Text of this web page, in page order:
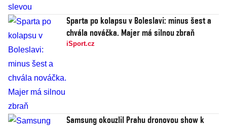
Sparta po kolapsu v Boleslavi: minus šest a
chvála nováčka. Majer má silnou zbraň
iSport.cz
Samsung okouzlil Prahu dronovou show k